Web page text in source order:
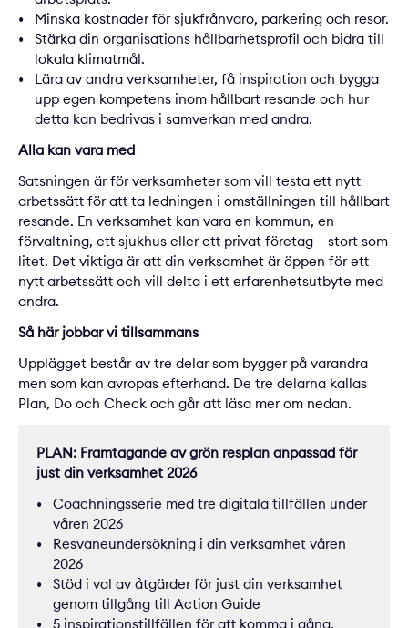
Minska kostnader för sjukfrånvaro, parkering och resor.
Stärka din organisations hållbarhetsprofil och bidra till
lokala klimatmål.
Lära av andra verksamheter, få inspiration och bygga
upp egen kompetens inom hållbart resande och hur
detta kan bedrivas i samverkan med andra.
Alla kan vara med
Satsningen är för verksamheter som vill testa ett nytt
arbetssätt för att ta ledningen i omställningen till hållbart
resande. En verksamhet kan vara en kommun, en
förvaltning, ett sjukhus eller ett privat företag – stort som
litet. Det viktiga är att din verksamhet är öppen för ett
nytt arbetssätt och vill delta i ett erfarenhetsutbyte med
andra.
Så här jobbar vi tillsammans
Upplägget består av tre delar som bygger på varandra
men som kan avropas efterhand. De tre delarna kallas
Plan, Do och Check och går att läsa mer om nedan.
PLAN: Framtagande av grön resplan anpassad för
just din verksamhet 2026
Coachningsserie med tre digitala tillfällen under
våren 2026
Resvaneundersökning i din verksamhet våren
2026
Stöd i val av åtgärder för just din verksamhet
genom tillgång till Action Guide
5 inspirationstillfällen för att komma i gång,